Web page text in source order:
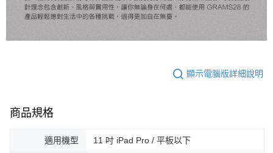
顯示電腦版詳細說明
商品規格
適用機型 11 吋 iPad Pro / 平板以下